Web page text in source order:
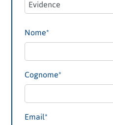
Nome*
Cognome*
Email*